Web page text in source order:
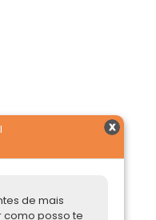
de mais
posso te